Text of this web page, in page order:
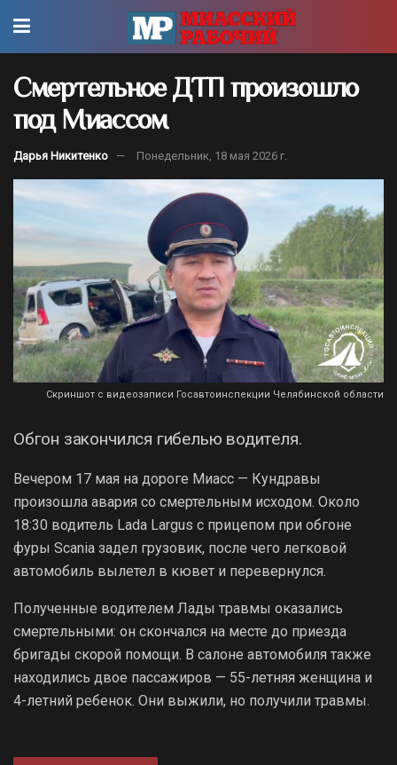
Смертельное ДТП произошло
под Миассом
Дарья Никитенко Понедельник, 18 мая 2026 г.
Скриншот с видеозаписи Госавтоинспекции Челябинской области
Обгон закончился гибелью водителя.
Вечером 17 мая на дороге Миасс — Кундравы
произошла авария со смертельным исходом. Около
18:30 водитель Lada Largus с прицепом при обгоне
фуры Scania задел грузовик, после чего легковой
автомобиль вылетел в кювет и перевернулся.
Полученные водителем Лады травмы оказались
смертельными: он скончался на месте до приезда
бригады скорой помощи. В салоне автомобиля также
находились двое пассажиров — 55-летняя женщина и
4-летний ребенок. Они выжили, но получили травмы.